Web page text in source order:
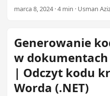
z wysoką prędkością,
aplikacjach .NET, korzystając
bibliotek C# do konwersji
niezawodną transformację
zewnętrznych zależności za
marca 8, 2024 · 4 min · Usman
Generowanie
w dokumentach
| Odczyt kodu
Worda (.NET)